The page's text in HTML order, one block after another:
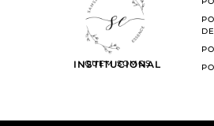
INSTITUCIONAL
QUEM SOMOS